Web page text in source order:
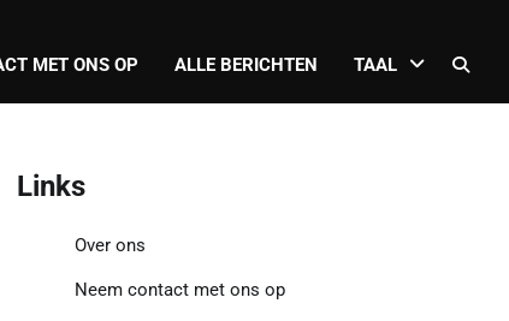
MET ONS OP ALLE BERICHTEN TAAL
Links
Over ons
Neem contact met ons op